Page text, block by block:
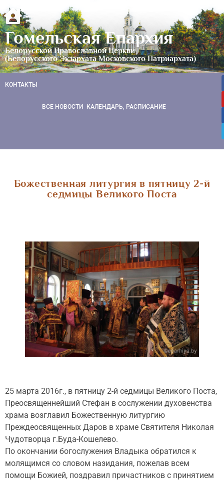
Гомельская Епархия
Белорусской Православной Церкви
(Белорусского Экзархата Московского Патриархата)
КОНТАКТЫ
ВСЕ НОВОСТИ КАЛЕНДАРЬ, РАСПИСАНИЕ
Божественная литургия в пятницу 2-й
седмицы Великого Поста
25 марта 2016г., в пятницу 2-й седмицы Великого Поста,
Преосвященнейший Стефан в сослужении духовенства
храма возглавил Божественную литургию
Преждеосвященных Даров в храме Святителя Николая
Чудотворца г.Буда-Кошелево.
По окончании богослужения Владыка обратился к
молящимся со словом назидания, пожелав всем
помощи Божией, поздравил причастников с принятием